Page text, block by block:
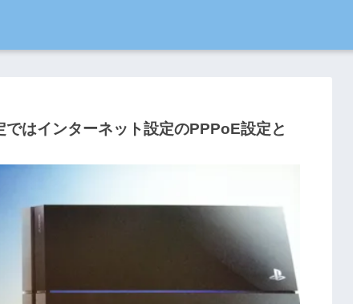
はインターネット設定のPPPoE設定と